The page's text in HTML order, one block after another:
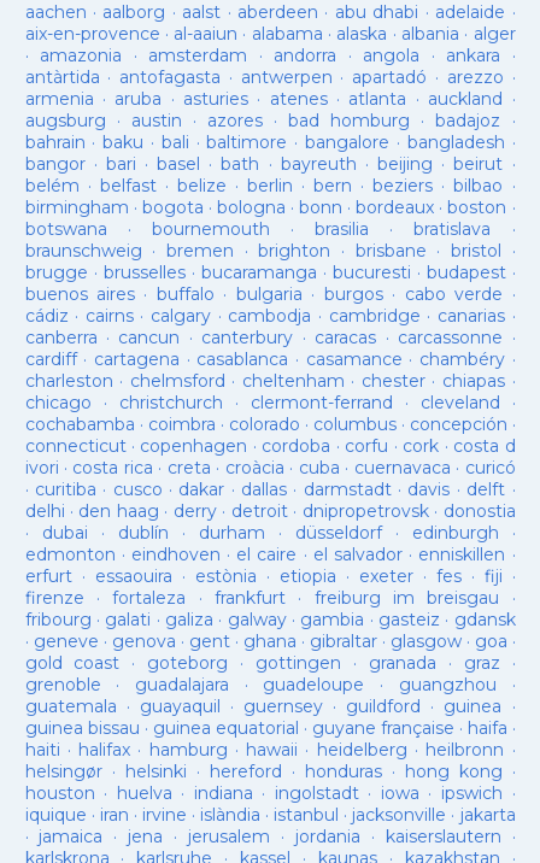
aachen · aalborg · aalst · aberdeen · abu dhabi · adelaide ·
aix-en-provence · al-aaiun · alabama · alaska · albania · alger
· amazonia · amsterdam · andorra · angola · ankara ·
antàrtida · antofagasta · antwerpen · apartadó · arezzo ·
armenia · aruba · asturies· atenes· atlanta · auckland ·
augsburg · austin · azores·bad homburg ·badajoz ·
bahrain ·baku · bali ·baltimore ·bangalore · bangladesh ·
bangor· bari ·basel ·bath · bayreuth ·beijing ·beirut ·
belém · belfast· belize · berlin ·bern ·beziers ·bilbao ·
birmingham · bogota · bologna ·bonn ·bordeaux ·boston ·
botswana · bournemouth ·brasilia ·bratislava ·
braunschweig · bremen ·brighton · brisbane · bristol ·
brugge · brusselles· bucaramanga · bucuresti · budapest·
buenos aires· buffalo · bulgaria · burgos· cabo verde ·
cádiz · cairns· calgary · cambodja · cambridge · canarias·
canberra · cancun · canterbury · caracas · carcassonne ·
cardiff· cartagena · casablanca · casamance · chambéry·
charleston · chelmsford · cheltenham · chester· chiapas ·
chicago · christchurch · clermont-ferrand · cleveland ·
cochabamba · coimbra · colorado · columbus· concepción ·
connecticut· copenhagen · cordoba · corfu · cork · costa d
ivori · costa rica · creta · croàcia · cuba · cuernavaca · curicó
· curitiba · cusco · dakar · dallas · darmstadt· davis · delft ·
delhi · den haag · derry· detroit· dnipropetrovsk· donostia
· dubai · dublín · durham · düsseldorf· edinburgh ·
edmonton · eindhoven · el caire · el salvador · enniskillen ·
erfurt· essaouira · estònia · etiopia · exeter· fes· fiji ·
firenze ·fortaleza · frankfurt· freiburg im breisgau ·
fribourg · galati · galiza · galway· gambia · gasteiz · gdansk
· geneve · genova · gent· ghana · gibraltar· glasgow· goa ·
gold coast · goteborg · gottingen · granada · graz ·
grenoble · guadalajara · guadeloupe · guangzhou ·
guatemala · guayaquil · guernsey· guildford · guinea ·
guinea bissau · guinea equatorial · guyane française · haifa ·
haiti · halifax · hamburg · hawaii · heidelberg · heilbronn ·
helsingør· helsinki · hereford · honduras· hong kong ·
houston · huelva · indiana · ingolstadt· iowa · ipswich ·
iquique · iran · irvine · islàndia · istanbul · jacksonville · jakarta
· jamaica · jena · jerusalem · jordania · kaiserslautern ·
karlskrona · karlsruhe · kassel · kaunas· kazakhstan ·